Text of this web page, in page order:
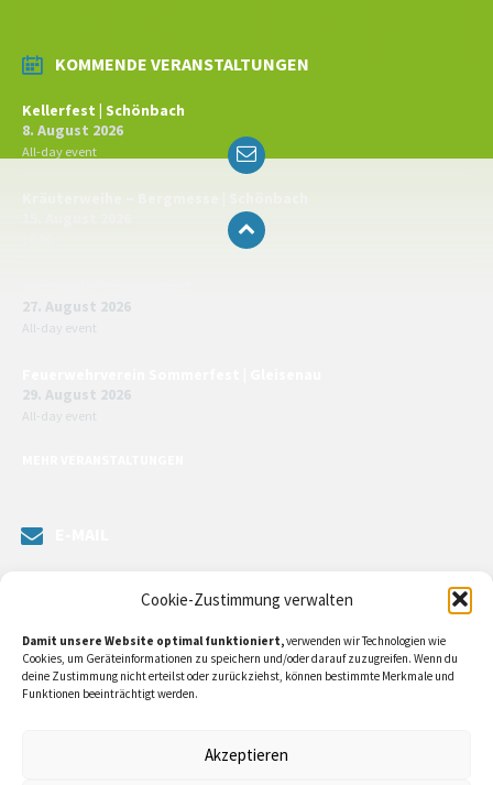
Cookie-Zustimmung verwalten
Damit unsere Website optimal funktioniert,verwenden wir Technologien wie
Cookies, um Geräteinformationen zu speichern und/oder darauf zuzugreifen. Wenn du
deine Zustimmung nicht erteilst oder zurückziehst, können bestimmte Merkmale und
Funktionen beeinträchtigt werden.
Akzeptieren
KOMMENDE VERANSTALTUNGEN
Kellerfest | Schönbach
8. August 2026
All-day event
27. August 2026
All-day event
29. August 2026
All-day event
kontaktieren oder direkt an unsere Bürgermeister/in schreiben.
Klicken Siehier…
Email